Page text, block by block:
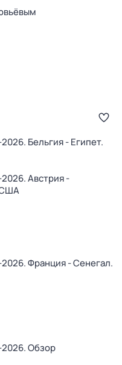
Бельгия - Египет.
Австрия -
США
Франция - Сенегал.
Обзор